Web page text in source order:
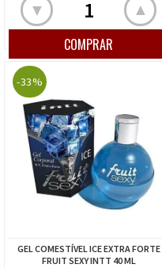
▲
▼
-33%
GEL COMESTÍVEL ICE EXTRA FORTE
FRUIT SEXY INTT 40 ML